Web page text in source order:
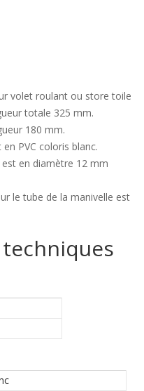
volet roulant ou store toile
totale 325 mm.
180 mm.
PVC coloris blanc.
en diamètre 12 mm
le tube de la manivelle est